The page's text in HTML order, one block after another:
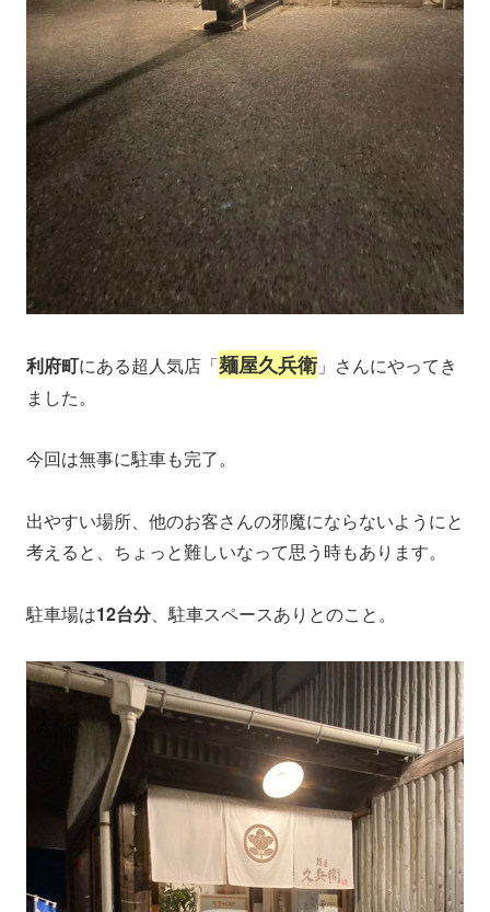
利府町にある超人気店「麺屋久兵衛」さんにやってき
ました。
今回は無事に駐車も完了。
出やすい場所、他のお客さんの邪魔にならないようにと
考えると、ちょっと難しいなって思う時もあります。
駐車場は12台分、駐車スペースありとのこと。